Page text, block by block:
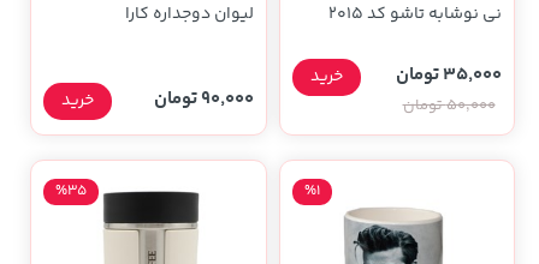
نی نوشابه تاشو کد 2015
35,000 تومان
50,000 تومان
خرید
لیوان دوجداره کارا
90,000 تومان خرید
%1
%35